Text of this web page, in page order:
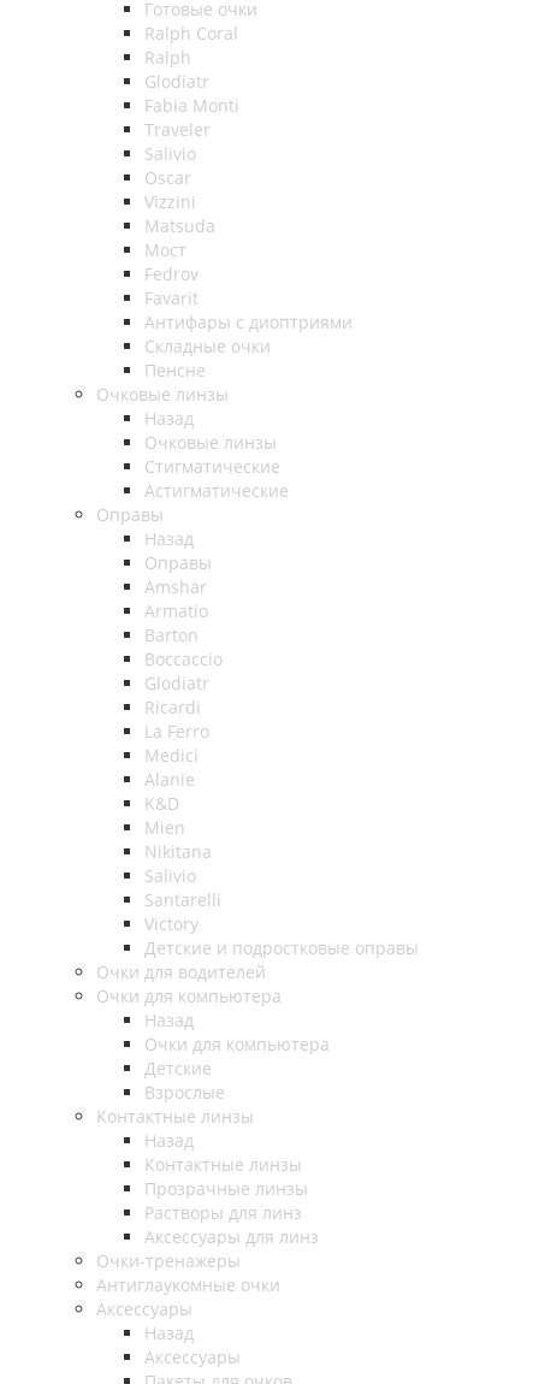
Готовые очки
Ralph Coral
Ralph
Glodiatr
Fabia Monti
Traveler
Salivio
Oscar
Vizzini
Matsuda
Мост
Fedrov
Favarit
Антифары с диоптриями
Складные очки
Пенсне
Очковые линзы
Назад
Очковые линзы
Стигматические
Астигматические
Оправы
Назад
Оправы
Amshar
Armatio
Barton
Boccaccio
Glodiatr
Ricardi
La Ferro
Medici
Alanie
K&D
Mien
Nikitana
Salivio
Santarelli
Victory
Детские и подростковые оправы
Очки для водителей
Очки для компьютера
Назад
Очки для компьютера
Детские
Взрослые
Контактные линзы
Назад
Контактные линзы
Прозрачные линзы
Растворы для линз
Аксессуары для линз
Очки-тренажеры
Антиглаукомные очки
Аксессуары
Назад
Аксессуары